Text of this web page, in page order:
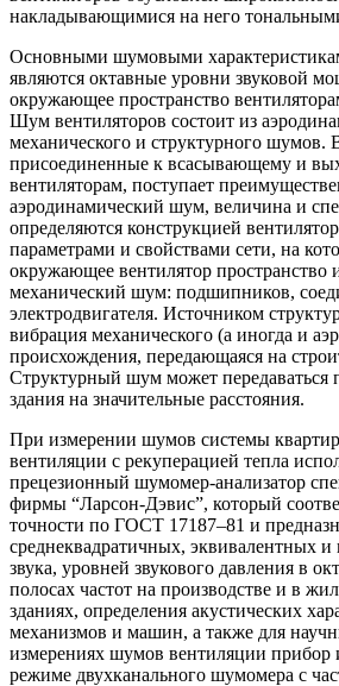
накладывающимися на него
Основными шумовыми
являются октавные уровни звуковой
окружающее пространство
Шум вентиляторов состоит из
механического и структурного шумов.
присоединенные к всасывающему и
вентиляторам, поступает
аэродинамический шум, величина и
определяются конструкцией
параметрами и свойствами сети, на
окружающее вентилятор пространство
механический шум: подшипников,
электродвигателя. Источником
вибрация механического (а иногда и
происхождения, передающаяся на
Структурный шум может передаваться
здания на значительные расстояния.
При измерении шумов системы
вентиляции с рекуперацией тепла
прецезионный шумомер-анализатор
фирмы “Ларсон-Дэвис”, который
точности по ГОСТ 17187–81 и
среднеквадратичных, эквивалентных
звука, уровней звукового давления в
полосах частот на производстве и в
зданиях, определения акустических
механизмов и машин, а также для
измерениях шумов вентиляции прибор
режиме двухканального шумомера с